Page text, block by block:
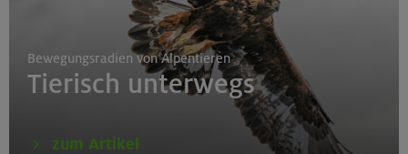
Bewegungsradien von Alpentieren
Tierisch unterwegs
zum Artikel